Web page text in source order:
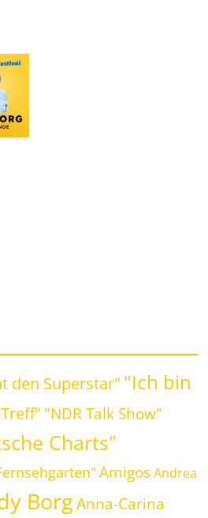
den Superstar" "Ich bin
"NDR Talk Show"
Charts"
Amigos Andrea
Borg Anna-Carina